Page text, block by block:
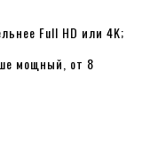
Full HD или 4K;
мощный, от 8